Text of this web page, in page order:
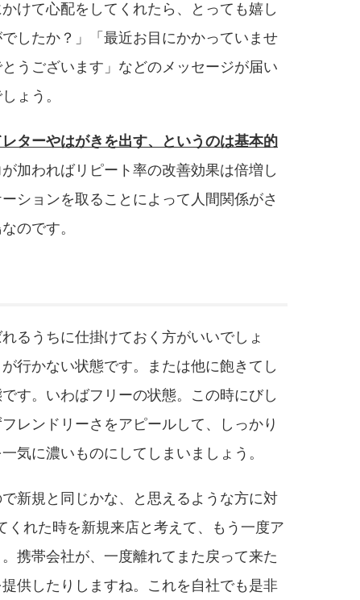
けて心配をしてくれたら、とっても嬉し
したか？」「最近お目にかかっていませ
うございます」などのメッセージが届い
ょう。
ターやはがきを出す、というのは基本的
加わればリピート率の改善効果は倍増し
ションを取ることによって人間関係がさ
のです。
るうちに仕掛けておく方がいいでしょ
行かない状態です。または他に飽きてし
す。いわばフリーの状態。この時にびし
レンドリーさをアピールして、しっかり
気に濃いものにしてしまいましょう。
新規と同じかな、と思えるような方に対
くれた時を新規来店と考えて、もう一度ア
携帯会社が、一度離れてまた戻って来た
供したりしますね。これを自社でも是非